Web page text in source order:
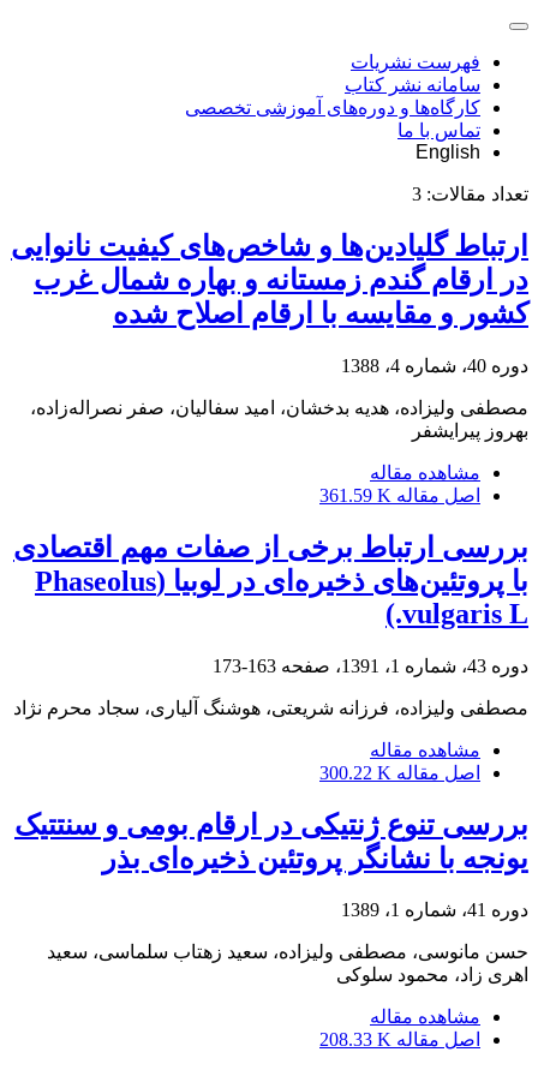
فهرست نشریات
سامانه نشر کتاب
کارگاه‌ها و دوره‌های آموزشی تخصصی
تماس با ما
English
تعداد مقالات: 3
ارتباط گلیادین‌ها و شاخص‌های کیفیت نانوایی
در ارقام گندم زمستانه و بهاره شمال غرب
کشور و مقایسه با ارقام اصلاح شده
دوره 40، شماره 4، 1388
مصطفی ولیزاده، هدیه بدخشان، امید سفالیان، صفر نصراله‌زاده،
بهروز پیرایشفر
مشاهده مقاله
اصل مقاله 361.59 K
بررسی ارتباط برخی از صفات مهم اقتصادی
با پروتئین‌های ذخیره‌ای در لوبیا (Phaseolus
vulgaris L.)
دوره 43، شماره 1، 1391، صفحه 163-173
مصطفی ولیزاده، فرزانه شریعتی، هوشنگ آلیاری، سجاد محرم نژاد
مشاهده مقاله
اصل مقاله 300.22 K
بررسی تنوع ژنتیکی در ارقام بومی و سنتتیک
یونجه با نشانگر پروتئین ذخیره‌ای بذر
دوره 41، شماره 1، 1389
حسن مانوسی، مصطفی ولیزاده، سعید زهتاب سلماسی، سعید
اهری زاد، محمود سلوکی
مشاهده مقاله
اصل مقاله 208.33 K